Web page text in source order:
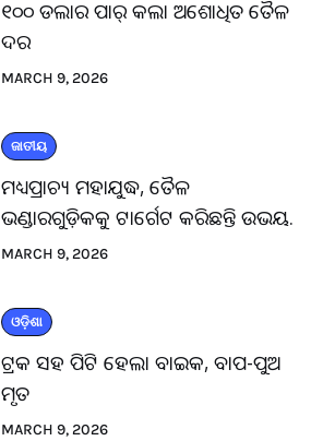
୧୦୦ ଡଲାର ପାର୍ କଲା ଅଶୋଧିତ ତୈଳ
ଦର
MARCH 9, 2026
ଜାତୀୟ
ମଧ୍ୟପ୍ରାଚ୍ୟ ମହାଯୁଦ୍ଧ, ତୈଳ
ଭଣ୍ଡାରଗୁଡ଼ିକକୁ ଟାର୍ଗେଟ କରିଛନ୍ତି ଉଭୟ.
MARCH 9, 2026
ଓଡ଼ିଶା
ଟ୍ରକ ସହ ପିଟି ହେଲା ବାଇକ, ବାପ-ପୁଅ
ମୃତ
MARCH 9, 2026